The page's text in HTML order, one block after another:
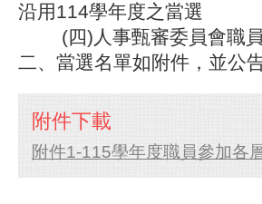
沿用114學年度之當
(四)人事甄審委員會職員
二、當選名單如附件，並公
附件下載
附件1-115學年度職員參加各